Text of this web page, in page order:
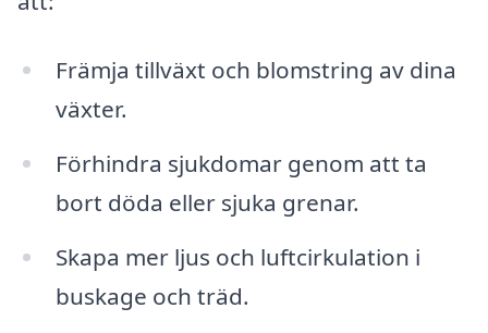
Främja tillväxt och blomstring av dina
växter.
Förhindra sjukdomar genom att ta
bort döda eller sjuka grenar.
Skapa mer ljus och luftcirkulation i
buskage och träd.